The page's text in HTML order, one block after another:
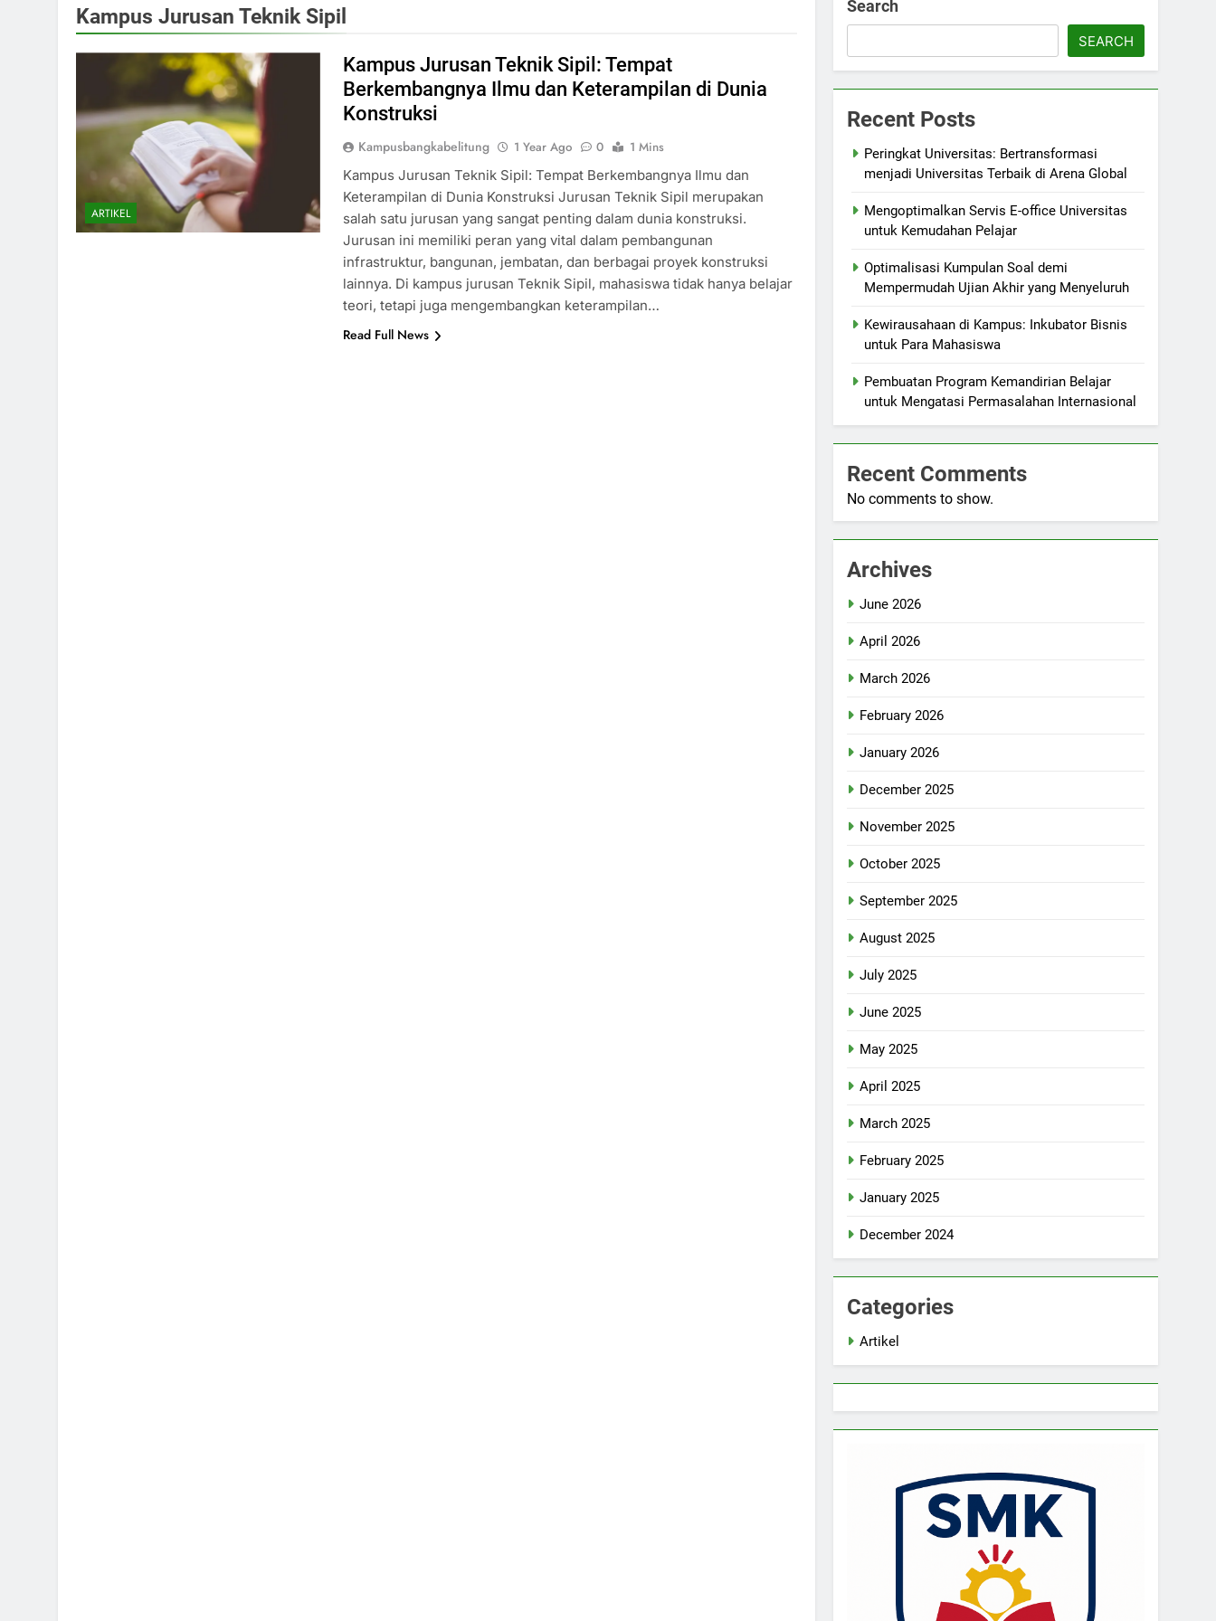
Kampus Jurusan Teknik Sipil
ARTIKEL
Kampus Jurusan Teknik Sipil: Tempat
Berkembangnya Ilmu dan Keterampilan di Dunia
Konstruksi
Kampusbangkabelitung 1 Year Ago 0
1 Mins
Kampus Jurusan Teknik Sipil: Tempat Berkembangnya Ilmu dan
Keterampilan di Dunia Konstruksi Jurusan Teknik Sipil merupakan
salah satu jurusan yang sangat penting dalam dunia konstruksi.
Jurusan ini memiliki peran yang vital dalam pembangunan
infrastruktur, bangunan, jembatan, dan berbagai proyek konstruksi
lainnya. Di kampus jurusan Teknik Sipil, mahasiswa tidak hanya belajar
teori, tetapi juga mengembangkan keterampilan…
Read Full News
Search
SEARCH
Recent Posts
Peringkat Universitas: Bertransformasi
menjadi Universitas Terbaik di Arena Global
Mengoptimalkan Servis E-office Universitas
untuk Kemudahan Pelajar
Optimalisasi Kumpulan Soal demi
Mempermudah Ujian Akhir yang Menyeluruh
Kewirausahaan di Kampus: Inkubator Bisnis
untuk Para Mahasiswa
Pembuatan Program Kemandirian Belajar
untuk Mengatasi Permasalahan Internasional
Recent Comments
No comments to show.
Archives
June 2026
April 2026
March 2026
February 2026
January 2026
December 2025
November 2025
October 2025
September 2025
August 2025
July 2025
June 2025
May 2025
April 2025
March 2025
February 2025
January 2025
December 2024
Categories
Artikel